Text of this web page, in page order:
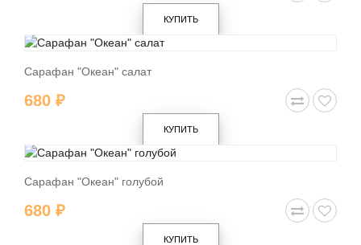
КУПИТЬ
КУПИТЬ
Сарафан "Океан" салат
680 ₽
КУПИТЬ
Сарафан "Океан" голубой
680 ₽